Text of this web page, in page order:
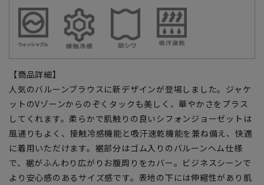
【商品詳細】
人気のバルーンブラウスに新デザインが登場しました。ジャケ
ットのVゾーンからのぞくタックも美しく、華やかさをプラス
してくれます。柔らかで肌触りの良いシフォンジョーゼットは
風通りもよく、接触冷感機能と吸汗速乾機能を兼ね備え、快適
に着用いただけます。裾部分はゴム入りのバルーンヘム仕様
で、裾がふんわり広がりお腹周りをカバー。ビジネスシーンで
より安心感のあるサイズ感です。表地の下には伸縮性があり肌